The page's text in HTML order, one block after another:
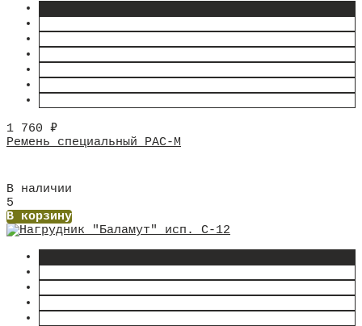
1 760 ₽
Ремень специальный РАС-М
В наличии
5
В корзину